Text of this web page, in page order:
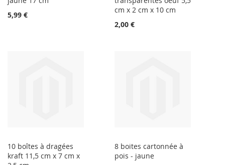
5,99 €
cm x 2 cm x 10 cm
2,00 €
10 boîtes à dragées
kraft 11,5 cm x 7 cm x
8 boites cartonnée à
pois - jaune